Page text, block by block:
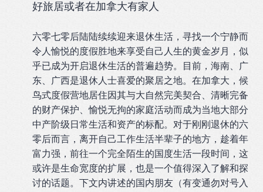
好旅居或者在加拿大有家人
六零七零后陆陆续续迎来退休生活，寻找一个宁静而
令人愉悦的度假胜地来享受自己人生的黄金岁月，似
乎已成为开启退休生活的普遍趋势。目前，海南、广
东、广西是退休人士喜爱的聚居之地。在加拿大，候
鸟式度假营地居住因其与大自然完美契合、清晰完备
的财产保护、愉悦无拘的家庭活动而成为当地大部分
中产阶级日常生活和资产的标配。对于刚刚退休的六
零后而言，离开自己工作生活半辈子的地方，趁着年
富力强，前往一个完全陌生的国度生活一段时间，这
或许是生命宽度的扩展，也是一个值得深入了解和探
讨的话题。下文内讲述的国内朋友（有变通勿对号入